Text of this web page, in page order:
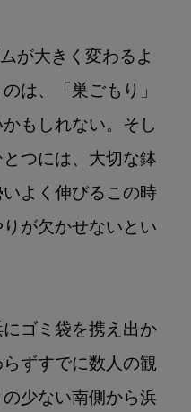
が大きく変わるよ
は、「巣ごもり」
もしれない。そし
つには、大切な鉢
よく伸びるこの時
が欠かせないとい
ゴミ袋を携え出か
ずすでに数人の観
少ない南側から浜